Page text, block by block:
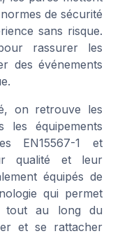
de sécurité
sans risque.
rassurer les
des événements
on retrouve les
les équipements
EN15567-1 et
qualité et leur
équipés de
qui permet
tout au long du
et se rattacher